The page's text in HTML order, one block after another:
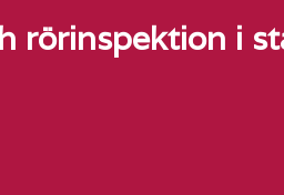
rörinspektion i